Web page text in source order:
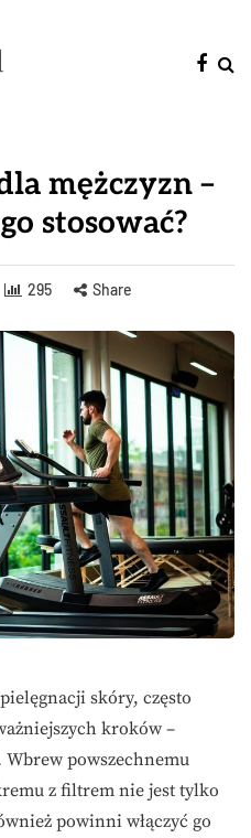
mężczyzn –
stosować?
295 Share
skóry, często
kroków –
powszechnemu
z filtrem nie jest tylko
powinni włączyć go